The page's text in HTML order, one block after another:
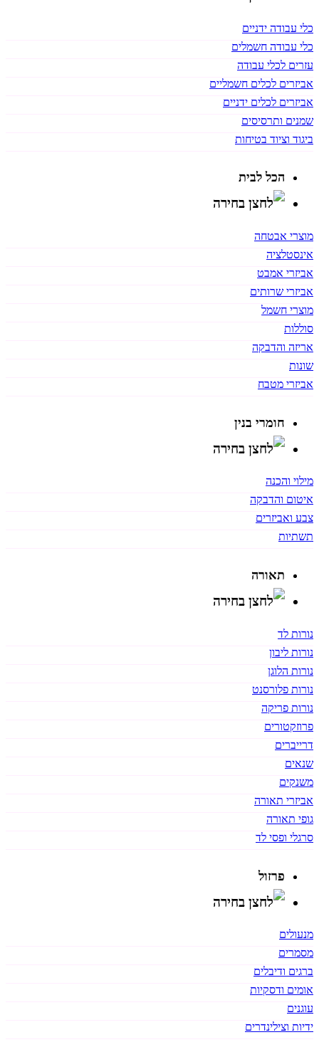
כלי עבודה ידניים
כלי עבודה חשמלים
עזרים לכלי עבודה
אביזרים לכלים חשמליים
אביזרים לכלים ידניים
שמנים ותרסיסים
ביגוד וציוד בטיחות
הכל לבית
מוצרי אבטחה
אינסטלציה
אביזרי אמבט
אביזרי שרותים
מוצרי חשמל
סוללות
אריזה והדבקה
שונות
אביזרי מטבח
חומרי בנין
מילוי והכנה
איטום והדבקה
צבע ואביזרים
תשתיות
תאורה
נורות לד
נורות ליבון
נורות הלוגן
נורות פלורסנט
נורות פריקה
פרוזקטורים
דרייברים
שנאים
משנקים
אביזרי תאורה
גופי תאורה
סרגלי ופסי לד
פרזול
מנעולים
מסמרים
ברגים ודיבלים
אומים ודסקיות
עוגנים
ידיות וצילינדרים